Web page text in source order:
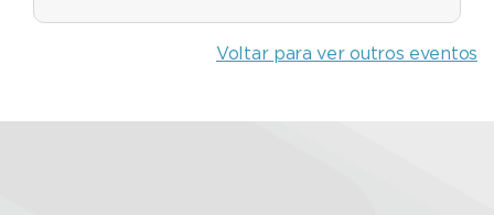
Voltar para ver outros eventos